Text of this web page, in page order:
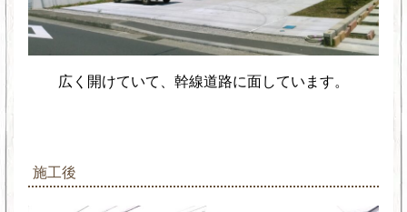
広く開けていて、幹線道路に面しています。
施工後